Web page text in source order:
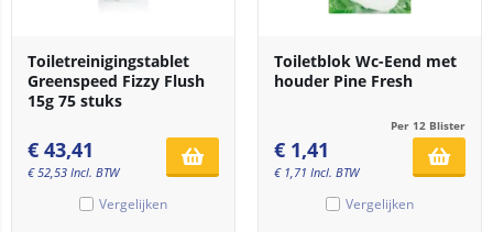
Toiletreinigingstablet
Greenspeed Fizzy Flush
15g 75 stuks
€ 43,41
€52,53 Incl. BTW
Vergelijken
Toiletblok Wc-Eend met
houder Pine Fresh
Per 12 Blister
€ 1,41
€ 1,71 Incl. BTW
Vergelijken